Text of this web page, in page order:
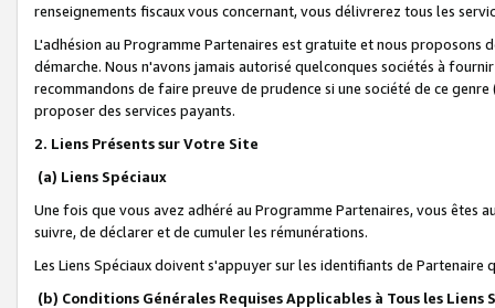
renseignements fiscaux vous concernant, vous délivrerez tous les
L'adhésion au Programme Partenaires est gratuite et nous proposons
démarche. Nous n'avons jamais autorisé quelconques sociétés à
recommandons de faire preuve de prudence si une société de ce
proposer des services payants.
2. Liens Présents sur Votre Site
(a) Liens Spéciaux
Une fois que vous avez adhéré au Programme Partenaires, vous êtes
suivre, de déclarer et de cumuler les rémunérations.
Les Liens Spéciaux doivent s'appuyer sur les identifiants de Partenaire
(b) Conditions Générales Requises Applicables à Tous les Liens